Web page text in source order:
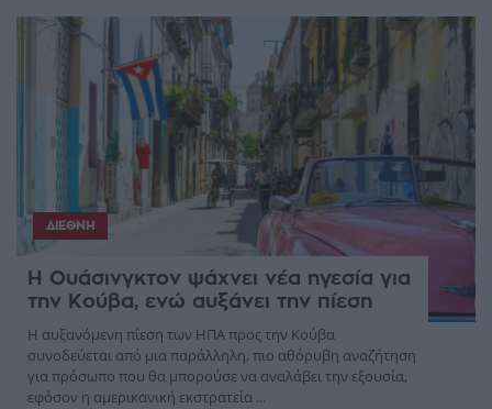
ΔΙΕΘΝΉ
Η Ουάσινγκτον ψάχνει νέα ηγεσία για
την Κούβα, ενώ αυξάνει την πίεση
Η αυξανόμενη πίεση των ΗΠΑ προς την Κούβα
συνοδεύεται από μια παράλληλη, πιο αθόρυβη αναζήτηση
για πρόσωπο που θα μπορούσε να αναλάβει την εξουσία,
εφόσον η αμερικανική εκστρατεία ...